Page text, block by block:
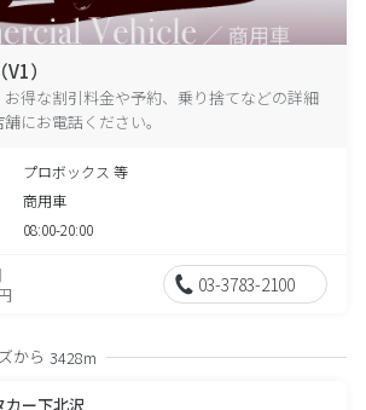
）
得な割引料金や予約、乗り捨てなどの詳細
にお電話ください。
プロボックス 等
商用車
08:00-20:00
03-3783-2100
から 3428m
カー下北沢